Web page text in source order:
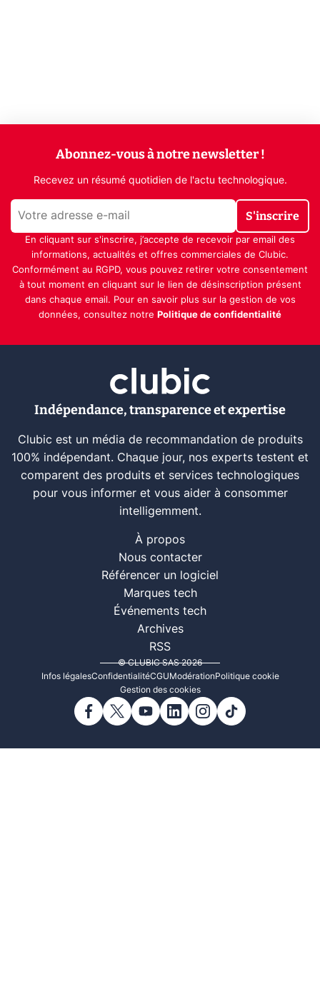
Abonnez-vous à notre newsletter !
Recevez un résumé quotidien de l'actu technologique.
S'inscrire
En cliquant sur s'inscrire, j’accepte de recevoir par email des
informations, actualités et offres commerciales de Clubic.
Conformément au RGPD, vous pouvez retirer votre consentement
à tout moment en cliquant sur le lien de désinscription présent
dans chaque email. Pour en savoir plus sur la gestion de vos
données, consultez notre Politique de confidentialité
Indépendance, transparence et expertise
Clubic est un média de recommandation de produits
100% indépendant. Chaque jour, nos experts testent et
comparent des produits et services technologiques
pour vous informer et vous aider à consommer
intelligemment.
À propos
Nous contacter
Référencer un logiciel
Marques tech
Événements tech
Archives
RSS
© CLUBIC SAS 2026
Infos légalesConfidentialitéCGUModérationPolitique cookie
Gestion des cookies